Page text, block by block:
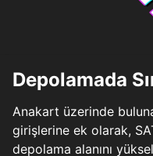
Depolamada
Anakart üzerinde
girişlerine ek olarak,
depolama alanını